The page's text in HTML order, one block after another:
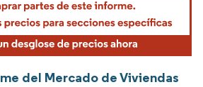
del Mercado de Viviendas